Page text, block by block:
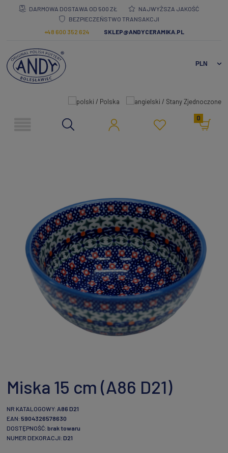
DARMOWA DOSTAWA OD 500 ZŁ
NAJWYŻSZA JAKOŚĆ
BEZPIECZEŃSTWO TRANSAKCJI
+48 600 352 624
SKLEP@ANDYCERAMIKA.PL
0
Miska 15 cm (A86 D21)
NR KATALOGOWY: A86 D21
EAN: 5904326578630
DOSTĘPNOŚĆ: brak towaru
NUMER DEKORACJI: D21